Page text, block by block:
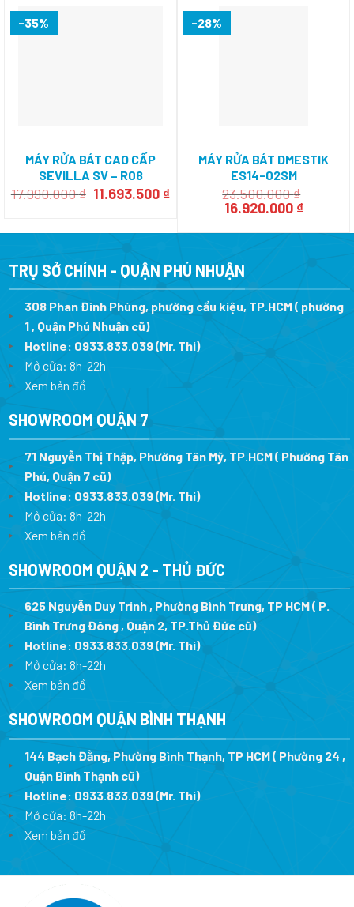
-35%
MÁY RỬA BÁT CAO CẤP
SEVILLA SV – R08
17.990.000₫ Giá
17.990.000 ₫.
11.693.500 ₫Giá
là:
-28%
MÁY RỬA BÁT DMESTIK
ES14-02SM
23.500.000₫
Giá
là:
16.920.000 ₫Giá
tại
TRỤ SỞ CHÍNH - QUẬN PHÚ NHUẬN
308 Phan Đình Phùng, phường cầu kiệu, TP.HCM ( phường
1 , Quận Phú Nhuận cũ)
Hotline: 0933.833.039(Mr. Thi)
Mở cửa: 8h-22h
Xem bản đồ
SHOWROOM QUẬN 7
71 Nguyễn Thị Thập, Phường Tân Mỹ, TP.HCM ( Phường Tân
Phú, Quận 7 cũ)
Hotline: 0933.833.039(Mr. Thi)
Mở cửa: 8h-22h
Xem bản đồ
SHOWROOM QUẬN 2 - THỦ ĐỨC
625 Nguyễn Duy Trinh , Phường Bình Trưng, TP HCM ( P.
Bình Trưng Đông , Quận 2, TP.Thủ Đức cũ)
Hotline: 0933.833.039(Mr. Thi)
Mở cửa: 8h-22h
Xem bản đồ
SHOWROOM QUẬN BÌNH THẠNH
144 Bạch Đằng, Phường Bình Thạnh, TP HCM ( Phường 24 ,
Quận Bình Thạnh cũ)
Hotline: 0933.833.039(Mr. Thi)
Mở cửa: 8h-22h
Xem bản đồ